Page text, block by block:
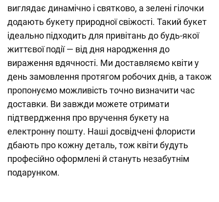
виглядає динамічно і святково, а зелені гілочки
додають букету природної свіжості. Такий букет
ідеально підходить для привітань до будь-якої
життєвої події — від дня народження до
вираження вдячності. Ми доставляємо квіти у
день замовлення протягом робочих днів, а також
пропонуємо можливість точно визначити час
доставки. Ви завжди можете отримати
підтвердження про вручення букету на
електронну пошту. Наші досвідчені флористи
дбають про кожну деталь, тож квіти будуть
професійно оформлені й стануть незабутнім
подарунком.